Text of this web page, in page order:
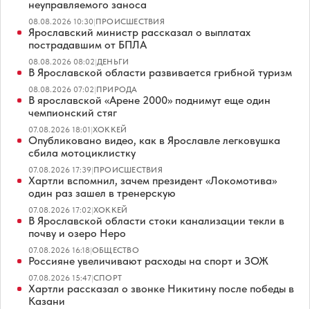
неуправляемого заноса
08.08.2026 10:30|ПРОИСШЕСТВИЯ
Ярославский министр рассказал о выплатах
пострадавшим от БПЛА
08.08.2026 08:02|ДЕНЬГИ
В Ярославской области развивается грибной туризм
08.08.2026 07:02|ПРИРОДА
В ярославской «Арене 2000» поднимут еще один
чемпионский стяг
07.08.2026 18:01|ХОККЕЙ
Опубликовано видео, как в Ярославле легковушка
сбила мотоциклистку
07.08.2026 17:39|ПРОИСШЕСТВИЯ
Хартли вспомнил, зачем президент «Локомотива»
один раз зашел в тренерскую
07.08.2026 17:02|ХОККЕЙ
В Ярославской области стоки канализации текли в
почву и озеро Неро
07.08.2026 16:18|ОБЩЕСТВО
Россияне увеличивают расходы на спорт и ЗОЖ
07.08.2026 15:47|СПОРТ
Хартли рассказал о звонке Никитину после победы в
Казани